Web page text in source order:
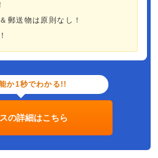
郵送物は原則なし！
！
か1秒でわかる!!
の詳細はこちら